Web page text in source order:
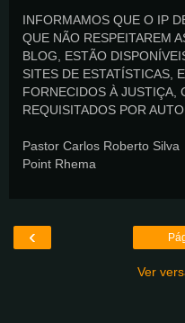
INFORMAMOS QUE O IP
QUE NÃO RESPEITAREM
BLOG, ESTÃO
SITES DE ESTATÍSTICAS,
FORNECIDOS À JUSTIÇA,
REQUISITADOS POR
Pastor Carlos Roberto Silva
Point Rhema
‹
Ver